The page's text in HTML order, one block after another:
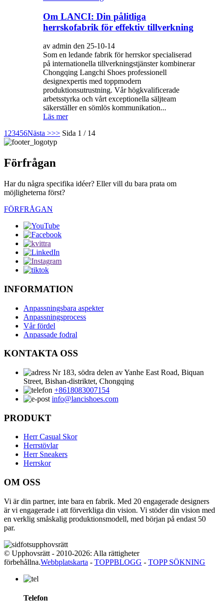
Om LANCI: Din pålitliga
herrskofabrik för effektiv tillverkning
av admin den 25-10-14
Som en ledande fabrik för herrskor specialiserad
på internationella tillverkningstjänster kombinerar
Chongqing Langchi Shoes professionell
designexpertis med toppmodern
produktionsutrustning. Vår högkvalificerade
arbetsstyrka och vårt exceptionella säljteam
säkerställer en sömlös kommunikation...
Läs mer
1 23456Nästa >>> Sida 1 / 14
Förfrågan
Har du några specifika idéer? Eller vill du bara prata om
möjligheterna först?
FÖRFRÅGAN
INFORMATION
Anpassningsbara aspekter
Anpassningsprocess
Vår fördel
Anpassade fodral
KONTAKTA OSS
Nr 183, södra delen av Yanhe East Road, Biquan
Street, Bishan-distriktet, Chongqing
+8618083007154
info@lancishoes.com
PRODUKT
Herr Casual Skor
Herrstövlar
Herr Sneakers
Herrskor
OM OSS
Vi är din partner, inte bara en fabrik. Med 20 engagerade designers
är vi engagerade i att förverkliga din vision. Vi stöder din vision med
en verklig småskalig produktionsmodell, med början på endast 50
par.
© Upphovsrätt - 2010-2026: Alla rättigheter
förbehållna.Webbplatskarta - TOPPBLOGG - TOPP SÖKNING
Telefon